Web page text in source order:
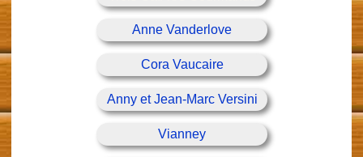
Anne Vanderlove
Cora Vaucaire
Anny et Jean-Marc Versini
Vianney